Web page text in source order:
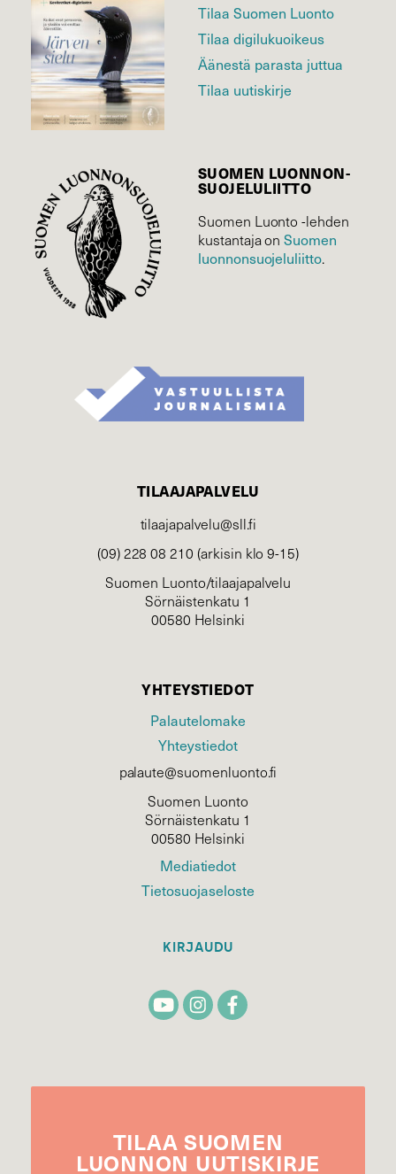
Tilaa Suomen Luonto
Tilaa digilukuoikeus
Äänestä parasta juttua
Tilaa uutiskirje
SUOMEN LUONNON­
SUOJELU­LIITTO
Suomen Luonto -lehden
kustantaja onSuomen
luonnonsuojelu­liitto.
TILAAJAPALVELU
tilaajapalvelu@sll.fi
(09) 228 08 210 (arkisin klo 9-15)
Suomen Luonto/tilaajapalvelu
Sörnäistenkatu 1
00580 Helsinki
YHTEYSTIEDOT
Palautelomake
Yhteystiedot
palaute@suomenluonto.fi
Suomen Luonto
Sörnäistenkatu 1
00580 Helsinki
Mediatiedot
Tietosuojaseloste
KIRJAUDU
TILAA SUOMEN
LUONNON UUTIS­KIRJE